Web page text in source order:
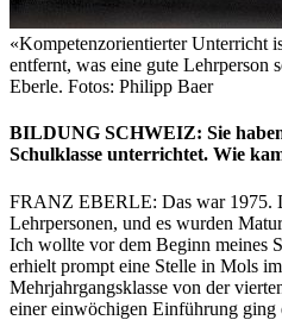
«Kompetenzorientierter Unterricht
entfernt, was eine gute Lehrperson
Eberle. Fotos: Philipp Baer
BILDUNG SCHWEIZ: Sie
Schulklasse unterrichtet. Wie
FRANZ EBERLE: Das war 1975.
Lehrpersonen, und es wurden
Ich wollte vor dem Beginn meines
erhielt prompt eine Stelle in Mols
Mehrjahrgangsklasse von der
einer einwöchigen Einführung ging